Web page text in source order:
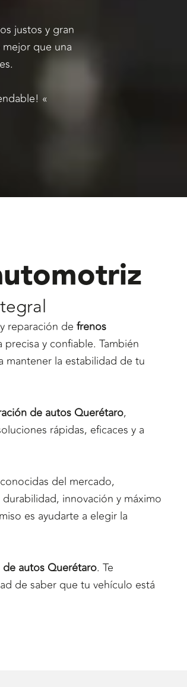
justos y gran
que una
«
reparación de frenos
y confiable. También
mantener la estabilidad de tu
de autos Querétaro,
rápidas, eficaces y a
del mercado,
innovación y máximo
es ayudarte a elegir la
de autos Querétaro. Te
de saber que tu vehículo está